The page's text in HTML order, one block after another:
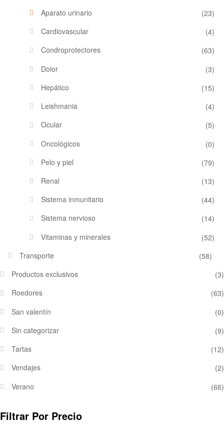
Aparato urinario
(23)
Cardiovascular
(4)
Condroprotectores
(63)
Dolor
(3)
Hepático
(15)
Leishmania
(4)
Ocular
(5)
Oncológicos
(0)
Pelo y piel
(79)
Renal
(13)
Sistema inmunitario
(44)
Sistema nervioso
(14)
Vitaminas y minerales
(52)
Transporte
(58)
Productos exclusivos
(3)
Roedores
(63)
San valentín
(0)
Sin categorizar
(9)
Tartas
(12)
Vendajes
(2)
Verano
(66)
Filtrar Por Precio